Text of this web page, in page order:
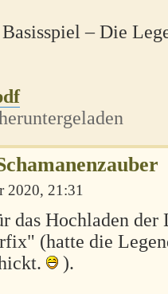
Basisspiel – Die
2020, 21:31
das Hochladen der
(hatte die
).